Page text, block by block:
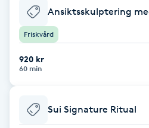
Babylights
Balayage
Bambumassage
Ansiktsskulptering
Friskvård
920 kr
60 min
Sui Signature Ritual